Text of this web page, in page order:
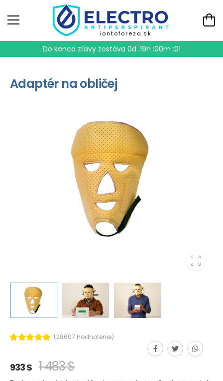
iontoforeza.sk
Do konca zľavy zostáva 0d :19h :00m :01
Adaptér na obličej
(28607 Hodnotenie)
933 $ 1 483 $